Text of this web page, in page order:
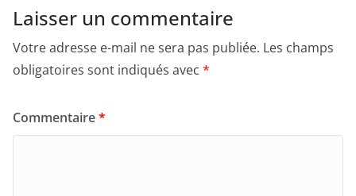
Laisser un commentaire
Votre adresse e-mail ne sera pas publiée. Les champs
obligatoires sont indiqués avec *
Commentaire*